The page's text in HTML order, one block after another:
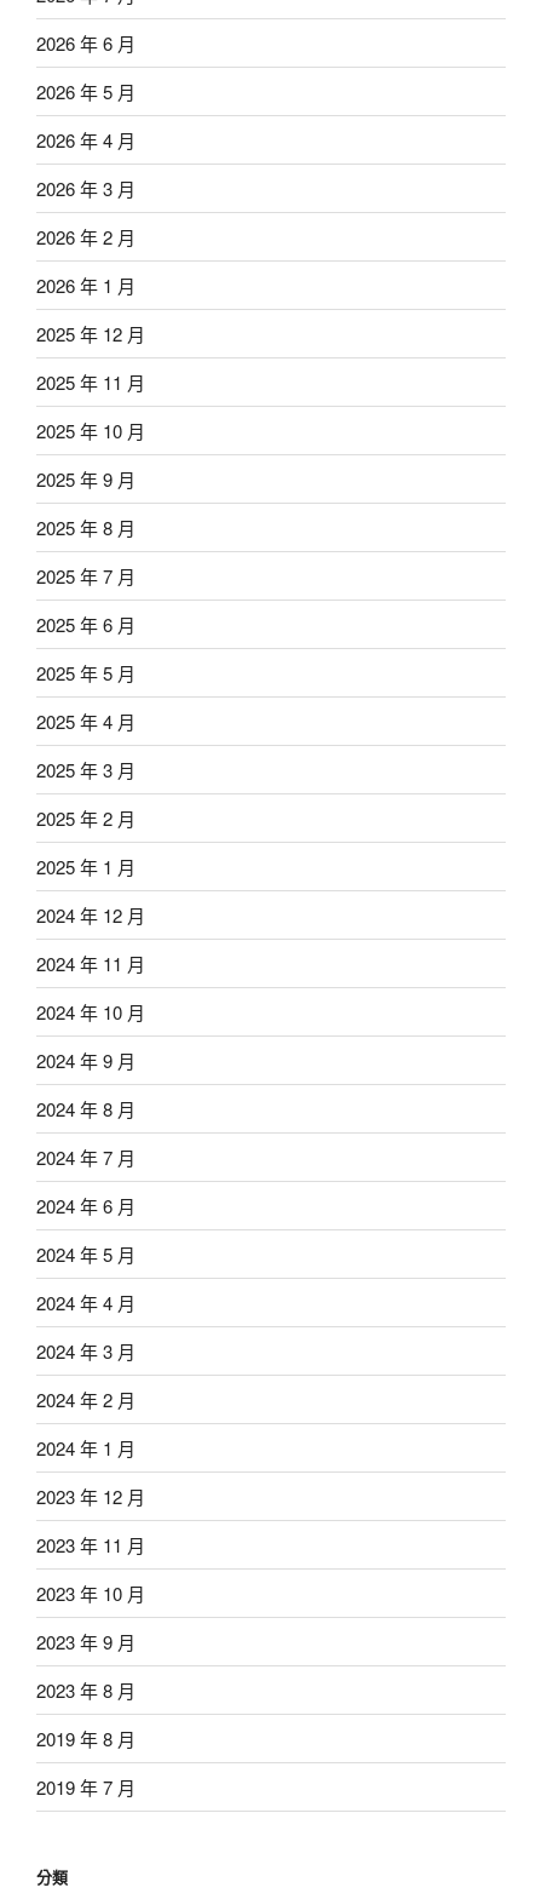
2026 年 6 月
2026 年 5 月
2026 年 4 月
2026 年 3 月
2026 年 2 月
2026 年 1 月
2025 年 12 月
2025 年 11 月
2025 年 10 月
2025 年 9 月
2025 年 8 月
2025 年 7 月
2025 年 6 月
2025 年 5 月
2025 年 4 月
2025 年 3 月
2025 年 2 月
2025 年 1 月
2024 年 12 月
2024 年 11 月
2024 年 10 月
2024 年 9 月
2024 年 8 月
2024 年 7 月
2024 年 6 月
2024 年 5 月
2024 年 4 月
2024 年 3 月
2024 年 2 月
2024 年 1 月
2023 年 12 月
2023 年 11 月
2023 年 10 月
2023 年 9 月
2023 年 8 月
2019 年 8 月
2019 年 7 月
分類